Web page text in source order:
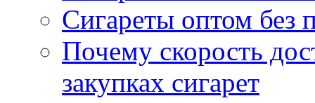
Сигареты оптом без
Почему скорость
закупках сигарет